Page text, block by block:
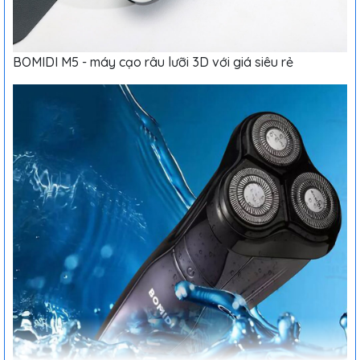
BOMIDI M5 - máy cạo râu lưỡi 3D với giá siêu rẻ